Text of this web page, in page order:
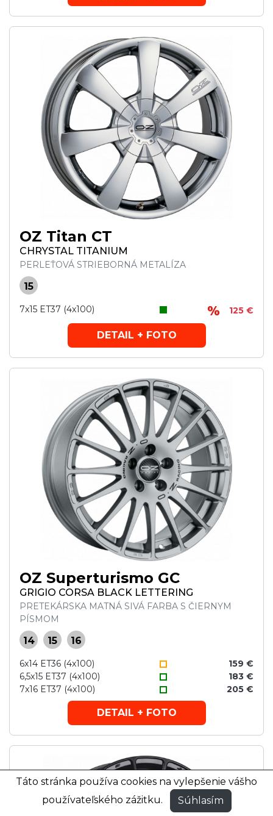
OZ Titan CT
CHRYSTAL TITANIUM
PERLEŤOVÁ STRIEBORNÁ METALÍZA
15
7x15 ET37 (4x100) 125 €
DETAIL + FOTO
OZ Superturismo GC
GRIGIO CORSA BLACK LETTERING
PRETEKÁRSKA MATNÁ SIVÁ FARBA S ČIERNYM
PÍSMOM
14 15 16
6x14 ET36 (4x100)
159 €
6,5x15 ET37 (4x100)
183 €
7x16 ET37 (4x100)
205 €
DETAIL + FOTO
Táto stránka používa cookies na vylepšenie vášho
používateľského zážitku.
Súhlasím